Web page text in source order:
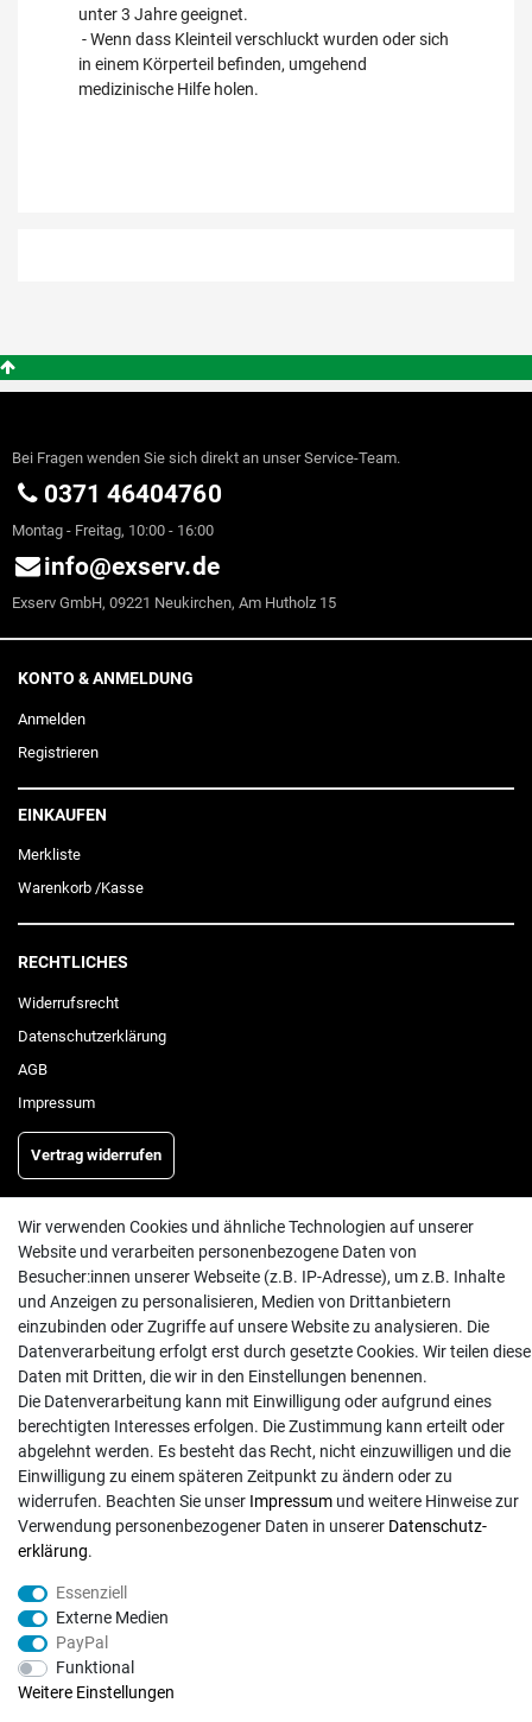
unter 3 Jahre geeignet.
- Wenn dass Kleinteil verschluckt wurden oder sich
in einem Körperteil befinden, umgehend
medizinische Hilfe holen.
Bei Fragen wenden Sie sich direkt an unser Service-Team.
0371 46404760
Montag - Freitag, 10:00 - 16:00
info@exserv.de
Exserv GmbH, 09221 Neukirchen, Am Hutholz 15
KONTO & ANMELDUNG
Anmelden
Registrieren
EINKAUFEN
Merkliste
Warenkorb /Kasse
RECHTLICHES
Widerrufs­recht
Daten­schutz­erklärung
AGB
Impressum
Vertrag widerrufen
INFORMATIONEN
Batterieentsorgung
Hilfe
Versand
Zahlungsarten
Kontakt
© Copyright 2026 | Alle Rechte vorbehalten. - Exserv | Realisation
Wir verwenden Cookies und ähnliche Technologien auf unserer
Website und verarbeiten personenbezogene Daten von
Besucher:innen unserer Webseite (z.B. IP-Adresse), um z.B. Inhalte
und Anzeigen zu personalisieren, Medien von Drittanbietern
einzubinden oder Zugriffe auf unsere Website zu analysieren. Die
Datenverarbeitung erfolgt erst durch gesetzte Cookies. Wir teilen diese
Daten mit Dritten, die wir in den Einstellungen benennen.
Die Datenverarbeitung kann mit Einwilligung oder aufgrund eines
berechtigten Interesses erfolgen. Die Zustimmung kann erteilt oder
abgelehnt werden. Es besteht das Recht, nicht einzuwilligen und die
Einwilligung zu einem späteren Zeitpunkt zu ändern oder zu
widerrufen. Beachten Sie unser Impressum und weitere Hinweise zur
Verwendung personenbezogener Daten in unserer Daten­schutz­
erklärung.
Essenziell
Externe Medien
PayPal
Funktional
Weitere Einstellungen